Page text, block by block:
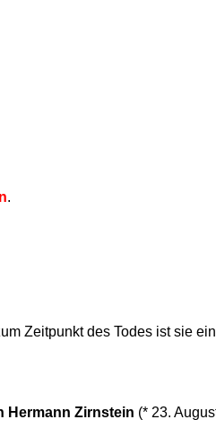
.
Zeitpunkt des Todes ist sie
Hermann Zirnstein (* 23.